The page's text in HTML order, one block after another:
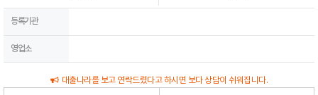
등록기관
영업소
대출나라를 보고 연락드렸다고 하시면 보다 상담이 쉬워집니다.